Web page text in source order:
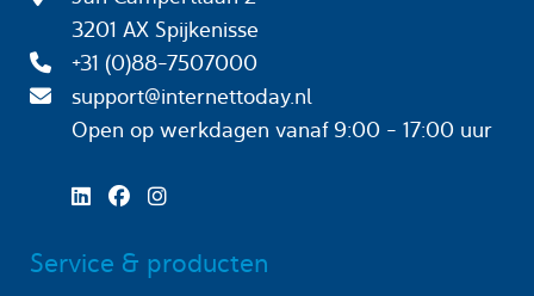
3201 AX Spijkenisse
+31 (0)88-7507000
support@internettoday.nl
Open op werkdagen
vanaf 9:00 - 17:00 uur
Service & producten